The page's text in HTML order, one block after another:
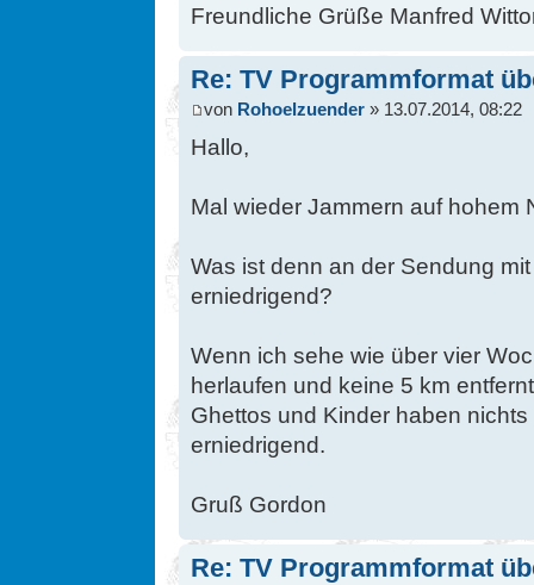
Freundliche Grüße Manfred
Re: TV Programmformat
von Rohoelzuender » 13.07.2014, 08:22
Hallo,
Mal wieder Jammern auf hohem
Was ist denn an der Sendung
erniedrigend?
Wenn ich sehe wie über vier
herlaufen und keine 5 km
Ghettos und Kinder haben
erniedrigend.
Gruß Gordon
Re: TV Programmformat